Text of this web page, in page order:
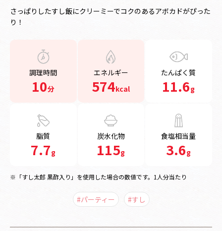
さっぱりしたすし飯にクリーミーでコクのあるアボカドがぴった
り！
調理時間
10分
エネルギー
574kcal
たんぱく質
11.6g
脂質
7.7g
炭水化物
115g
食塩相当量
3.6g
※「すし太郎 黒酢入り」を使用した場合の数値です。1人分当たり
#パーティー #すし